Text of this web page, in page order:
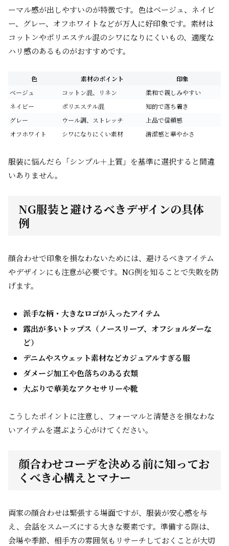
ーマル感が出しやすいのが特徴です。色はベージュ、ネイビ
ー、グレー、オフホワイトなどが万人に好印象です。素材は
コットンやポリエステル混のシワになりにくいもの、適度な
ハリ感のあるものがおすすめです。
色 素材のポイント
印象
ベージュ
コットン混、リネン
柔和で親しみやすい
ネイビー
ポリエステル混
知的で落ち着き
グレー
ウール調、ストレッチ
上品で信頼感
オフホワイト
シワになりにくい素材 清潔感と華やかさ
服装に悩んだら「シンプル＋上質」を基準に選択すると間違
いありません。
NG服装と避けるべきデザインの具体
例
顔合わせで印象を損なわないためには、避けるべきアイテム
やデザインにも注意が必要です。NG例を知ることで失敗を防
げます。
派手な柄・大きなロゴが入ったアイテム
露出が多いトップス（ノースリーブ、オフショルダーな
ど）
デニムやスウェット素材などカジュアルすぎる服
ダメージ加工や色落ちのある衣類
大ぶりで華美なアクセサリーや靴
こうしたポイントに注意し、フォーマルと清楚さを損なわな
いアイテムを選ぶよう心がけてください。
顔合わせコーデを決める前に知ってお
くべき心構えとマナー
両家の顔合わせは緊張する場面ですが、服装が安心感を与
え、会話をスムーズにする大きな要素です。準備する際は、
会場や季節、相手方の雰囲気もリサーチしておくことが大切